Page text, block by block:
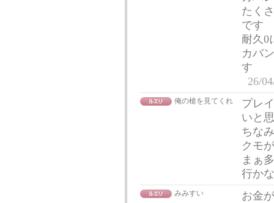
たく
です
耐久0
カバ
す
26/
俺の槍を見てくれ
プレ
いと
ちな
クモ
まぁ
行か
みみすい
お金